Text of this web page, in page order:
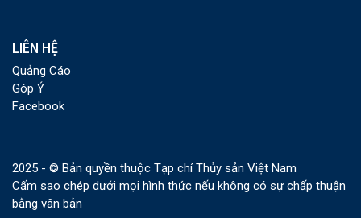
LIÊN HỆ
Quảng Cáo
Góp Ý
Facebook
2025 - © Bản quyền thuộc Tạp chí Thủy sản Việt Nam
Cấm sao chép dưới mọi hình thức nếu không có sự chấp thuận
bằng văn bản